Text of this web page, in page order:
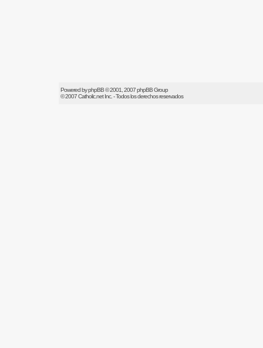
Powered byphpBB© 2001, 2007 phpBB Group
© 2007Catholic.netInc. - Todos los derechos reservados